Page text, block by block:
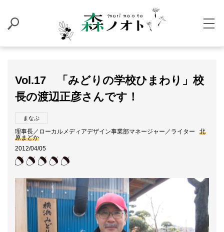
Vol.17 「みどりの学校ひまわり」校
長の渡辺正彦さんです！
まなぶ
理事長／ローカルメディアデザイン事業部マネージャー／ライター
北
原まどか
2012/04/05